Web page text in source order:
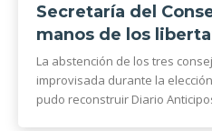
Secretaría del
manos de los
La abstención de los tres
improvisada durante la
pudo reconstruir Diario